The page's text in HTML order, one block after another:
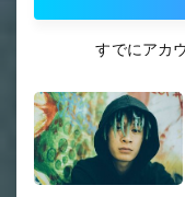
すでにアカ